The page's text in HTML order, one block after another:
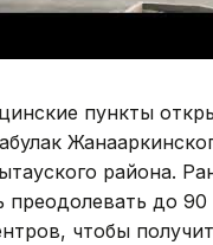
пункты
района.
преодолевать до
чтобы